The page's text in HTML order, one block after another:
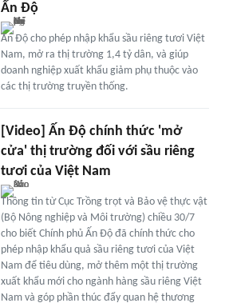
Ấn Độ
Ấn Độ cho phép nhập khẩu sầu riêng tươi Việt
Nam, mở ra thị trường 1,4 tỷ dân, và giúp
doanh nghiệp xuất khẩu giảm phụ thuộc vào
các thị trường truyền thống.
[Video] Ấn Độ chính thức 'mở
cửa' thị trường đối với sầu riêng
tươi của Việt Nam
Thông tin từ Cục Trồng trọt và Bảo vệ thực vật
(Bộ Nông nghiệp và Môi trường) chiều 30/7
cho biết Chính phủ Ấn Độ đã chính thức cho
phép nhập khẩu quả sầu riêng tươi của Việt
Nam để tiêu dùng, mở thêm một thị trường
xuất khẩu mới cho ngành hàng sầu riêng Việt
Nam và góp phần thúc đẩy quan hệ thương